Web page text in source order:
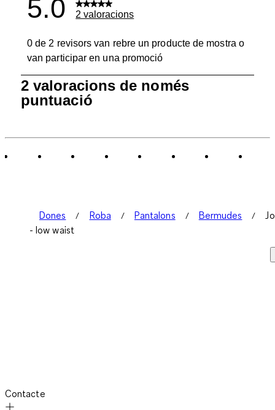
5.0 2 valoracions
0 de 2 revisors van rebre un producte de mostra o
van participar en una promoció
2
Valoracions.
2 valoracions de només
puntuació
Dones Roba Pantalons Bermudes
- low waist
Contacte